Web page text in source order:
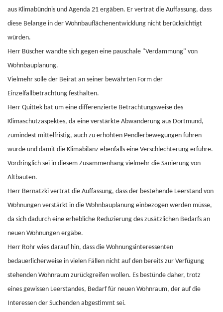
aus Klimabündnis und Agenda 21 ergäben. Er vertrat die Auffassung, dass
diese Belange in der Wohnbauflächenentwicklung nicht berücksichtigt
würden.
Herr Büscher wandte sich gegen eine pauschale "Verdammung" von
Wohnbauplanung.
Vielmehr solle der Beirat an seiner bewährten Form der
Einzelfallbetrachtung festhalten.
Herr Quittek bat um eine differenzierte Betrachtungsweise des
Klimaschutzaspektes, da eine verstärkte Abwanderung aus Dortmund,
zumindest mittelfristig, auch zu erhöhten Pendlerbewegungen führen
würde und damit die Klimabilanz ebenfalls eine Verschlechterung erführe.
Vordringlich sei in diesem Zusammenhang vielmehr die Sanierung von
Altbauten.
Herr Bernatzki vertrat die Auffassung, dass der bestehende Leerstand von
Wohnungen verstärkt in die Wohnbauplanung einbezogen werden müsse,
da sich dadurch eine erhebliche Reduzierung des zusätzlichen Bedarfs an
neuen Wohnungen ergäbe.
Herr Rohr wies darauf hin, dass die Wohnungsinteressenten
bedauerlicherweise in vielen Fällen nicht auf den bereits zur Verfügung
stehenden Wohnraum zurückgreifen wollen. Es bestünde daher, trotz
eines gewissen Leerstandes, Bedarf für neuen Wohnraum, der auf die
Interessen der Suchenden abgestimmt sei.